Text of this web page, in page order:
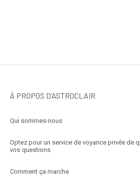
À PROPOS D’ASTROCLAIR
Qui sommes-nous
Optez pour un service de voyance privée de
vos questions
Comment ça marche